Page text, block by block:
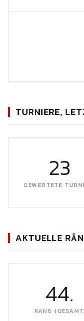
TURNIERE,
23
GEWERTETE
AKTUELLE
44.
RANG